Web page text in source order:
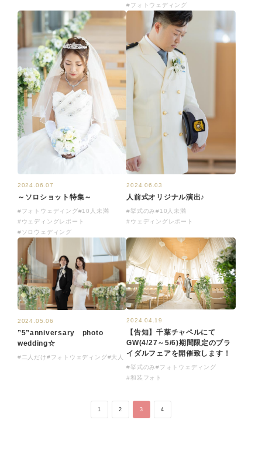
#フォトウェディング
2024.06.07
～ソロショット特集～
#フォトウェディング#10人未満
#ウェディングレポート
#ソロウェディング
2024.06.03
人前式オリジナル演出♪
#挙式のみ#10人未満
#ウェディングレポート
2024.05.06
”5”anniversary photo
wedding☆
#二人だけ#フォトウェディング#大人
2024.04.19
【告知】千葉チャペルにて
GW(4/27～5/6)期間限定のブラ
イダルフェアを開催致します！
#挙式のみ#フォトウェディング
#和装フォト
1 2 3 4